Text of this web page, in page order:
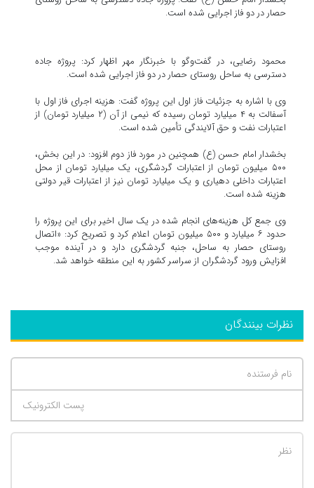
حصار در دو فاز اجرایی شده است.
محمود رضایی، در گفت‌وگو با خبرنگار مهر اظهار کرد: پروژه جاده
دسترسی به ساحل روستای حصار در دو فاز اجرایی شده است.
وی با اشاره به جزئیات فاز اول این پروژه گفت: هزینه اجرای فاز اول با
آسفالت به ۴ میلیارد تومان رسیده که نیمی از آن (۲ میلیارد تومان) از
اعتبارات نفت و حق آلایندگی تأمین شده است.
بخشدار امام حسن (ع) همچنین در مورد فاز دوم افزود: در این بخش،
۵۰۰ میلیون تومان از اعتبارات گردشگری، یک میلیارد تومان از محل
اعتبارات داخلی دهیاری و یک میلیارد تومان نیز از اعتبارات قیر دولتی
هزینه شده است.
وی جمع کل هزینه‌های انجام شده در یک سال اخیر برای این پروژه را
حدود ۶ میلیارد و ۵۰۰ میلیون تومان اعلام کرد و تصریح کرد: «اتصال
روستای حصار به ساحل، جنبه گردشگری دارد و در آینده موجب
افزایش ورود گردشگران از سراسر کشور به این منطقه خواهد شد.
نظرات بینندگان